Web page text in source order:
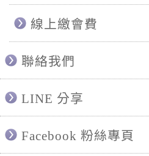
線上繳會費
聯絡我們
LINE 分享
Facebook 粉絲專頁